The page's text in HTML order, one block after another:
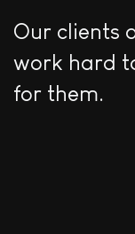
Our clients
work hard
for them.